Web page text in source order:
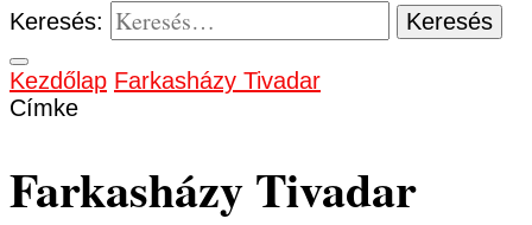
Keresés:
Kezdőlap Farkasházy Tivadar
Címke
Farkasházy Tivadar